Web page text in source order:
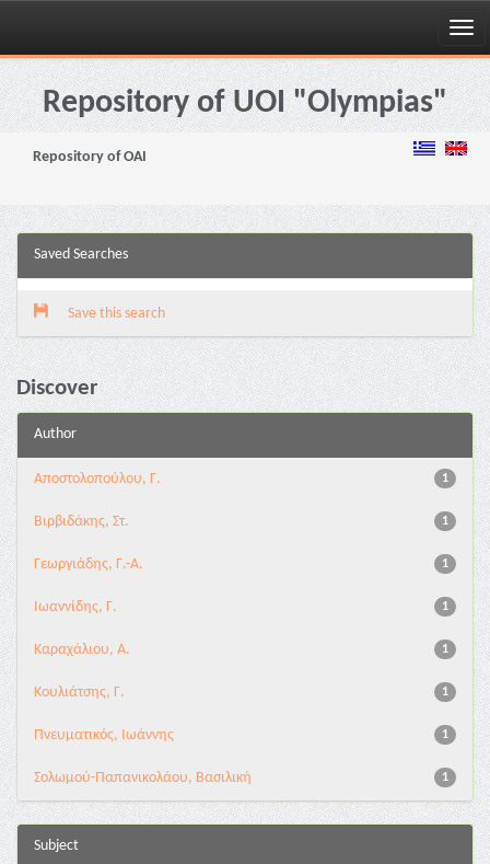
Skip
navigationRepository of UOI "Olympias"
Repository of OAI
Saved Searches
Save this search
Discover
Author
1
Αποστολοπούλου, Γ.
1
Βιρβιδάκης, Στ.
1
Γεωργιάδης, Γ.-Α.
1
Ιωαννίδης, Γ.
1
Καραχάλιου, Α.
1
Κουλιάτσης, Γ.
1
Πνευματικός, Ιωάννης
1
Σολωμού-Παπανικολάου, Βασιλική
Subject